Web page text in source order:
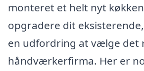
monteret et helt nyt
opgradere dit
en udfordring at vælge det
håndværkerfirma. Her er